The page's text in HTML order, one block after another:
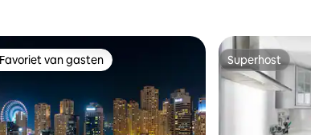
van gasten
Favoriet van gasten Superhost
Superhost